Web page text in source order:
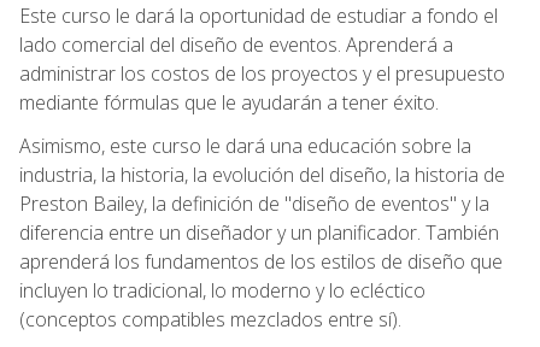
Este curso le dará la oportunidad de estudiar a fondo el
lado comercial del diseño de eventos. Aprenderá a
administrar los costos de los proyectos y el presupuesto
mediante fórmulas que le ayudarán a tener éxito.
Asimismo, este curso le dará una educación sobre la
industria, la historia, la evolución del diseño, la historia de
Preston Bailey, la definición de "diseño de eventos" y la
diferencia entre un diseñador y un planificador. También
aprenderá los fundamentos de los estilos de diseño que
incluyen lo tradicional, lo moderno y lo ecléctico
(conceptos compatibles mezclados entre sí).